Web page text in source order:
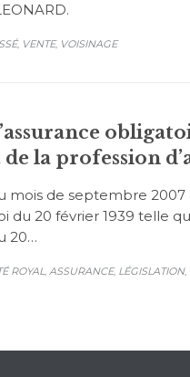
, VENTE, VOISINAGE
la profession
mois de septembre
20 février 1939 telle
20…
ROYAL, ASSURANCE, LÉGISLATION,